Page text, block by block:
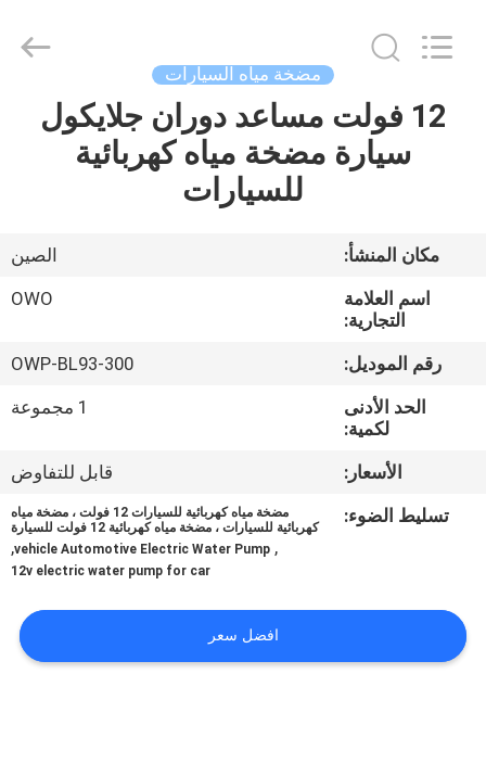
منزل
أشرطة
فيديو
حول
في
ضبط
الجودة
Technology
Reserved.
مضخة مياه السيارات
12 فولت مساعد دوران جلايكول
سيارة مضخة مياه كهربائية
للسيارات
مكان المنشأ:
الصين
اسم العلامة
التجارية:
OWO
رقم الموديل:
OWP-BL93-300
الحد الأدنى
لكمية:
1 مجموعة
الأسعار:
قابل للتفاوض
تسليط الضوء:
مضخة مياه كهربائية للسيارات 12 فولت ، مضخة مياه
كهربائية للسيارات ، مضخة مياه كهربائية 12 فولت للسيارة
,
vehicle Automotive Electric Water Pump
,
12v electric water pump for car
افضل سعر